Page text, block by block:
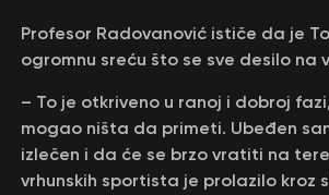
Profesor Radovanović ističe da je
ogromnu sreću što se sve desilo na
– To je otkriveno u ranoj i dobroj
mogao ništa da primeti. Ubeđen
izlečen i da će se brzo vratiti na
vrhunskih sportista je prolazilo kroz